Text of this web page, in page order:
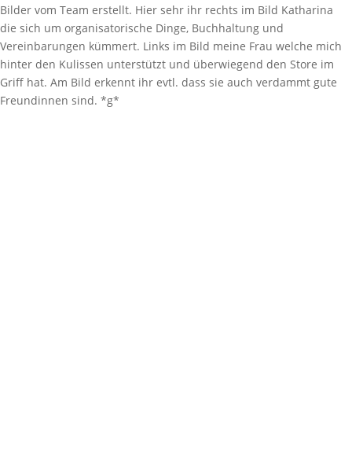
Bilder vom Team erstellt. Hier sehr ihr rechts im Bild Katharina
die sich um organisatorische Dinge, Buchhaltung und
Vereinbarungen kümmert. Links im Bild meine Frau welche mich
hinter den Kulissen unterstützt und überwiegend den Store im
Griff hat. Am Bild erkennt ihr evtl. dass sie auch verdammt gute
Freundinnen sind. *g*